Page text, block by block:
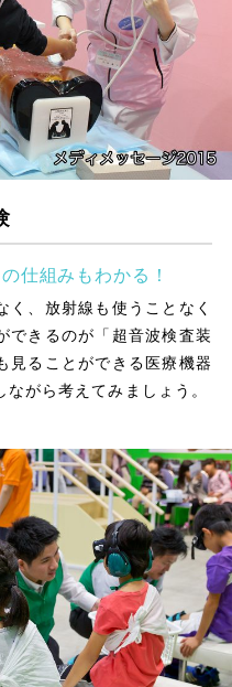
仕組みもわかる！
、放射線も使うことなく
できるのが「超音波検査装
見ることができる医療機器
がら考えてみましょう。